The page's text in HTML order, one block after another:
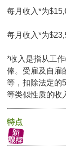
每月收入*为
每月收入*为
*收入是指从工
俸。受雇及自雇
等，扣除法定的
等类似性质的收
特点